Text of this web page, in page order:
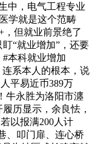
中，电气工程专业
学就是这个范畴
，但就业前景绝了
“就业增加”，还要
本科就业增加
系本人的根本，说
平易近币389万
牛永胜为洛阳市瀍
历显示，余良怯，
以报满200人计
、叩门扉、连心桥